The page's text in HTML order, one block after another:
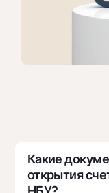
Какие
открытия